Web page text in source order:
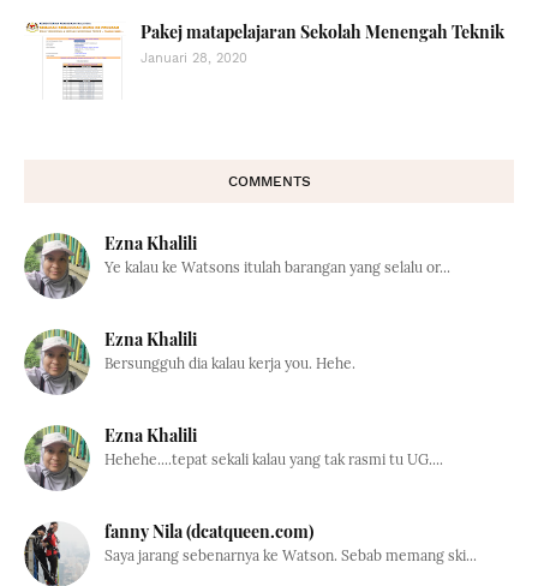
Pakej matapelajaran Sekolah Menengah Teknik
Januari 28, 2020
COMMENTS
Ezna Khalili
Ye kalau ke Watsons itulah barangan yang selalu or...
Ezna Khalili
Bersungguh dia kalau kerja you. Hehe.
Ezna Khalili
Hehehe....tepat sekali kalau yang tak rasmi tu UG....
fanny Nila (dcatqueen.com)
Saya jarang sebenarnya ke Watson. Sebab memang ski...